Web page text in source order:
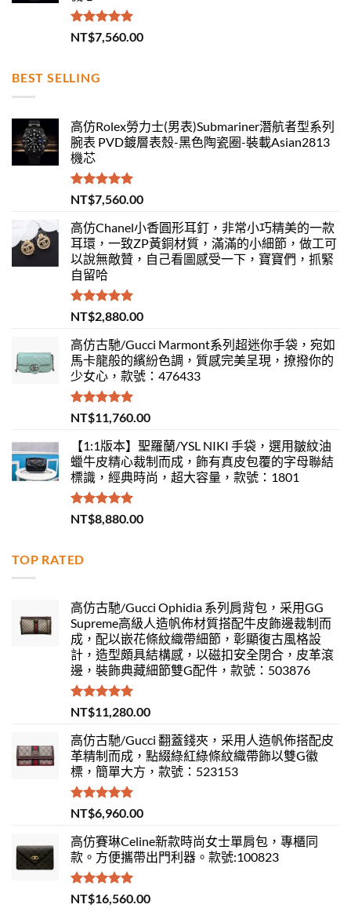
評分 5.00
滿分 5
NT$7,560.00
BEST SELLING
高仿Rolex勞力士(男表)Submariner潛航者型系列
腕表 PVD鍍層表殼-黑色陶瓷圈-裝載Asian2813
機芯
評分 5.00
滿分 5
NT$7,560.00
高仿Chanel小香圓形耳釘，非常小巧精美的一款
耳環，一致ZP黃銅材質，滿滿的小細節，做工可
以說無敵贊，自己看圖感受一下，寶寶們，抓緊
自留哈
評分 5.00
滿分 5
NT$2,880.00
高仿古馳/Gucci Marmont系列超迷你手袋，宛如
馬卡龍般的繽紛色調，質感完美呈現，撩撥你的
少女心，款號：476433
評分5.00
滿分 5
NT$11,760.00
【1:1版本】聖羅蘭/YSL NIKI 手袋，選用皺紋油
蠟牛皮精心裁制而成，飾有真皮包覆的字母聯結
標識，經典時尚，超大容量，款號：1801
評分 5.00
滿分 5
NT$8,880.00
TOP RATED
高仿古馳/Gucci Ophidia 系列肩背包，采用GG
Supreme高級人造帆佈材質搭配牛皮飾邊裁制而
成，配以嵌花條紋織帶細節，彰顯復古風格設
計，造型頗具結構感，以磁扣安全閉合，皮革滾
邊，裝飾典藏細節雙G配件，款號：503876
評分5.00
滿分 5
NT$11,280.00
高仿古馳/Gucci 翻蓋錢夾，采用人造帆佈搭配皮
革精制而成，點綴綠紅綠條紋織帶飾以雙G徽
標，簡單大方，款號：523153
評分 5.00
滿分 5
NT$6,960.00
高仿賽琳Celine新款時尚女士單肩包，專櫃同
款。方便攜帶出門利器。款號:100823
評分5.00
滿分 5
NT$16,560.00